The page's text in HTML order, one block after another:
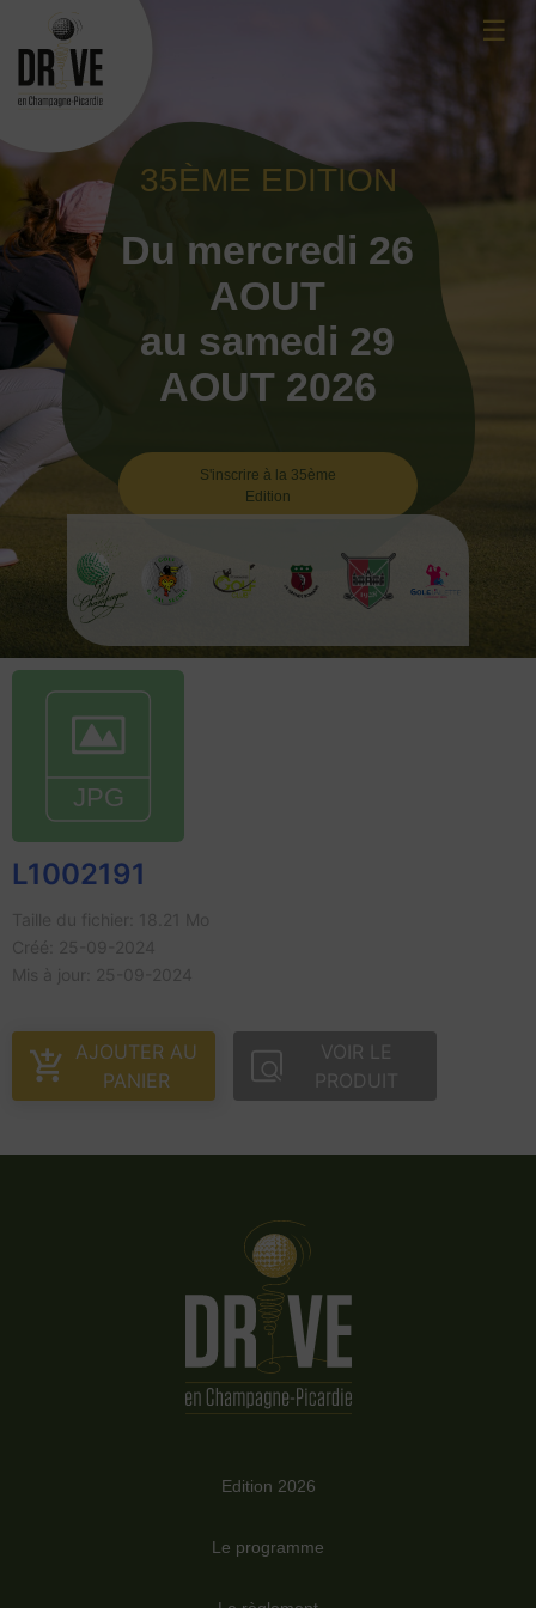
content
☰
35ÈME EDITION
Du mercredi 26
AOUT
au samedi 29
AOUT 2026
S'inscrire à la 35ème
Edition
L1002191
AJOUTER AU
PANIER
VOIR LE
PRODUIT
Edition 2026
Le programme